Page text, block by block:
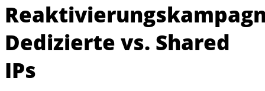
Dedizierte vs. Shared
IPs